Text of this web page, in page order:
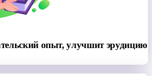
опыт, улучшит эрудицию